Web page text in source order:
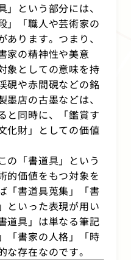
という部分には、
」「職人や芸術家の
ります。つまり、
家の精神性や美意
象としての意味を持
硯や赤間硯などの銘
店の古墨などは、
と同時に、「鑑賞す
化財」としての価値
の「書道具」という
的価値をもつ対象を
「書道具蒐集」「書
といった表現が用い
道具」は単なる筆記
「書家の人格」「時
存在なのです。